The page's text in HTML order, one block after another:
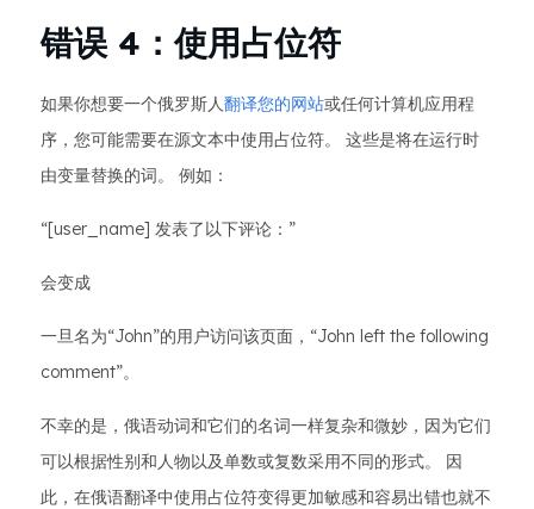
错误 4：使用占位符
如果你想要一个俄罗斯人翻译您的网站或任何计算机应用程
序，您可能需要在源文本中使用占位符。 这些是将在运行时
由变量替换的词。 例如：
“[user_name] 发表了以下评论：”
会变成
一旦名为“John”的用户访问该页面，“John left the following
comment”。
不幸的是，俄语动词和它们的名词一样复杂和微妙，因为它们
可以根据性别和人物以及单数或复数采用不同的形式。 因
此，在俄语翻译中使用占位符变得更加敏感和容易出错也就不